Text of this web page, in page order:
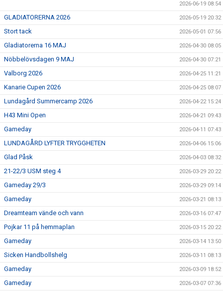
2026-06-19 08:54
GLADIATORERNA 2026 2026-05-19 20:32
Stort tack 2026-05-01 07:56
Gladiatorerna 16 MAJ 2026-04-30 08:05
Nöbbelövsdagen 9 MAJ 2026-04-30 07:21
Valborg 2026 2026-04-25 11:21
Kanarie Cupen 2026 2026-04-25 08:07
Lundagård Summercamp 2026 2026-04-22 15:24
H43 Mini Open 2026-04-21 09:43
Gameday 2026-04-11 07:43
LUNDAGÅRD LYFTER TRYGGHETEN 2026-04-06 15:06
Glad Påsk 2026-04-03 08:32
21-22/3 USM steg 4 2026-03-29 20:22
Gameday 29/3 2026-03-29 09:14
Gameday 2026-03-21 08:13
Dreamteam vände och vann 2026-03-16 07:47
Pojkar 11 på hemmaplan 2026-03-15 20:22
Gameday 2026-03-14 13:50
Sicken Handbollshelg 2026-03-11 08:13
Gameday 2026-03-09 18:52
Gameday 2026-03-07 07:36